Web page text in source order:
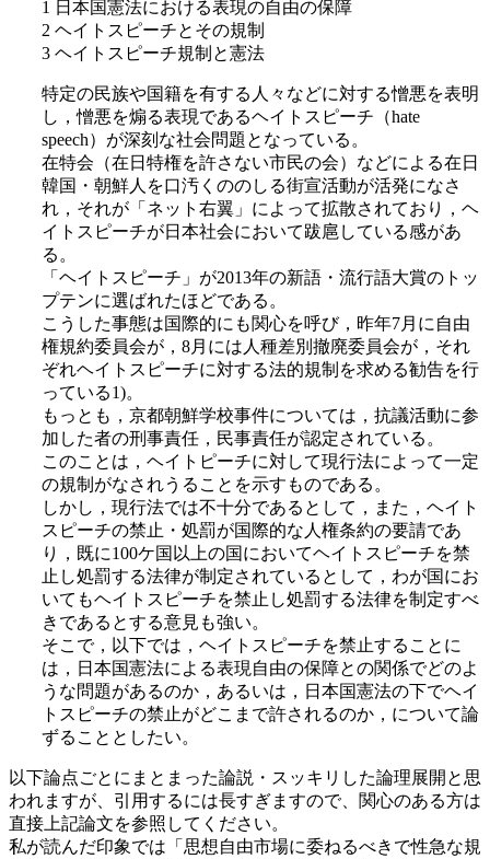
1 日本国憲法における表現の自由の保障
2 ヘイトスピーチとその規制
3 ヘイトスピーチ規制と憲法
特定の民族や国籍を有する人々などに対する憎悪を表明
し，憎悪を煽る表現であるヘイトスピーチ（hate
speech）が深刻な社会問題となっている。
在特会（在日特権を許さない市民の会）などによる在日
韓国・朝鮮人を口汚くののしる街宣活動が活発になさ
れ，それが「ネット右翼」によって拡散されており，ヘ
イトスピーチが日本社会において跋扈している感があ
る。
「ヘイトスピーチ」が2013年の新語・流行語大賞のトッ
プテンに選ばれたほどである。
こうした事態は国際的にも関心を呼び，昨年7月に自由
権規約委員会が，8月には人種差別撤廃委員会が，それ
ぞれヘイトスピーチに対する法的規制を求める勧告を行
っている1)。
もっとも，京都朝鮮学校事件については，抗議活動に参
加した者の刑事責任，民事責任が認定されている。
このことは，ヘイトピーチに対して現行法によって一定
の規制がなされうることを示すものである。
しかし，現行法では不十分であるとして，また，ヘイト
スピーチの禁止・処罰が国際的な人権条約の要請であ
り，既に100ケ国以上の国においてヘイトスピーチを禁
止し処罰する法律が制定されているとして，わが国にお
いてもヘイトスピーチを禁止し処罰する法律を制定すべ
きであるとする意見も強い。
そこで，以下では，ヘイトスピーチを禁止することに
は，日本国憲法による表現自由の保障との関係でどのよ
うな問題があるのか，あるいは，日本国憲法の下でヘイ
トスピーチの禁止がどこまで許されるのか，について論
ずることとしたい。
以下論点ごとにまとまった論説・スッキリした論理展開と思
われますが、引用するには長すぎますので、関心のある方は
直接上記論文を参照してください。
私が読んだ印象では「思想自由市場に委ねるべきで性急な規